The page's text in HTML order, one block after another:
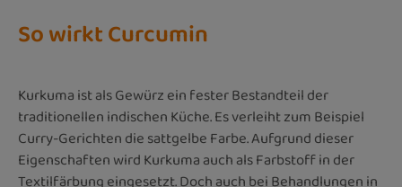
So wirkt Curcumin
Kurkuma ist als Gewürz ein fester Bestandteil der
traditionellen indischen Küche. Es verleiht zum Beispiel
Curry-Gerichten die sattgelbe Farbe. Aufgrund dieser
Eigenschaften wird Kurkuma auch als Farbstoff in der
Textilfärbung eingesetzt. Doch auch bei Behandlungen in